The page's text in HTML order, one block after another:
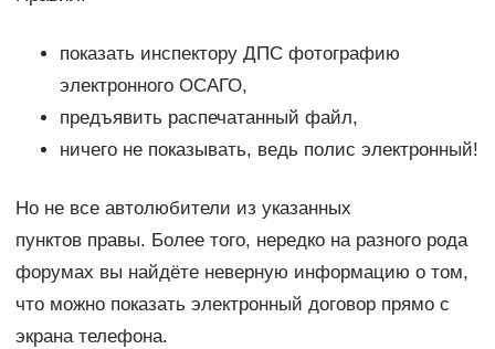
показать инспектору ДПС фотографию
электронного ОСАГО,
предъявить распечатанный файл,
ничего не показывать, ведь полис электронный!
Но не все автолюбители из указанных
пунктов правы. Более того, нередко на разного рода
форумах вы найдёте неверную информацию о том,
что можно показать электронный договор прямо с
экрана телефона.